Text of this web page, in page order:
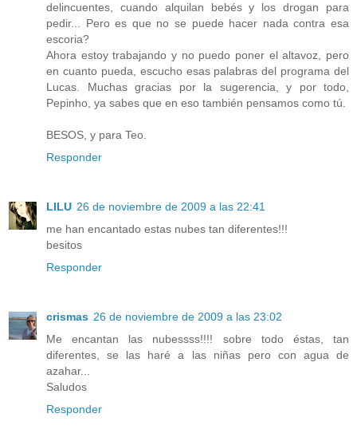
delincuentes, cuando alquilan bebés y los drogan para
pedir... Pero es que no se puede hacer nada contra esa
escoria?
Ahora estoy trabajando y no puedo poner el altavoz, pero
en cuanto pueda, escucho esas palabras del programa del
Lucas. Muchas gracias por la sugerencia, y por todo,
Pepinho, ya sabes que en eso también pensamos como tú.
BESOS, y para Teo.
Responder
LILU 26 de noviembre de 2009 a las 22:41
me han encantado estas nubes tan diferentes!!!
besitos
Responder
crismas 26 de noviembre de 2009 a las 23:02
Me encantan las nubessss!!!! sobre todo éstas, tan
diferentes, se las haré a las niñas pero con agua de
azahar...
Saludos
Responder